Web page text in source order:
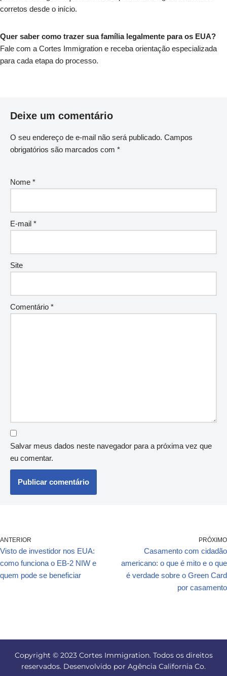
corretos desde o início.
Quer saber como trazer sua família legalmente para os EUA?
Fale com a Cortes Immigration e receba orientação especializada
para cada etapa do processo.
Deixe um comentário
O seu endereço de e-mail não será publicado. Campos
obrigatórios são marcados com *
Nome *
E-mail *
Site
Comentário *
Salvar meus dados neste navegador para a próxima vez que
eu comentar.
ANTERIOR
Visto de investidor nos EUA:
como funciona o EB-2 NIW e
quem pode se beneficiar
PRÓXIMO
Casamento com cidadão
americano: o que é mito e o que
é verdade sobre o Green Card
por casamento
Copyright © 2023 Cortes Immigration. Todos os direitos
reservados. Desenvolvido por Agência California Co.